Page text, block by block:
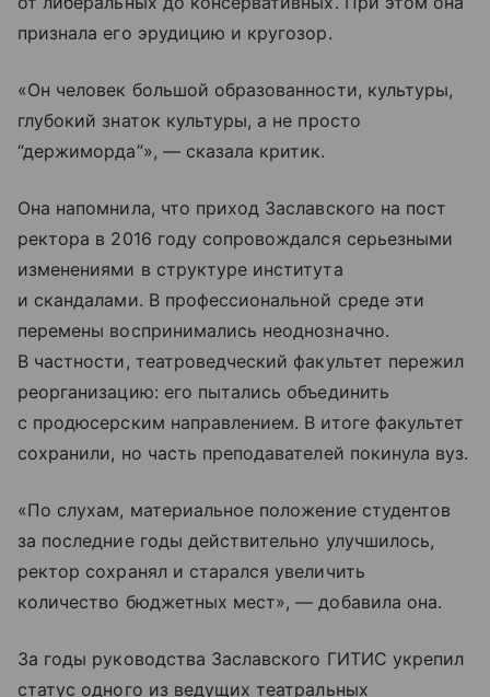
признала его эрудицию и кругозор.
«Он человек большой образованности, культуры,
глубокий знаток культуры, а не просто
“держиморда”», — сказала критик.
Она напомнила, что приход Заславского на пост
ректора в 2016 году сопровождался серьезными
изменениями в структуре института
и скандалами. В профессиональной среде эти
перемены воспринимались неоднозначно.
В частности, театроведческий факультет пережил
реорганизацию: его пытались объединить
с продюсерским направлением. В итоге факультет
сохранили, но часть преподавателей покинула вуз.
«По слухам, материальное положение студентов
за последние годы действительно улучшилось,
ректор сохранял и старался увеличить
количество бюджетных мест», — добавила она.
За годы руководства Заславского ГИТИС укрепил
статус одного из ведущих театральных